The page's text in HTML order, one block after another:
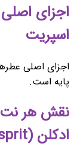
اسپریت
اجزای اصلی
پایه است.
نقش هر نت
ادکلن (Esprit) اسپریت چیست؟